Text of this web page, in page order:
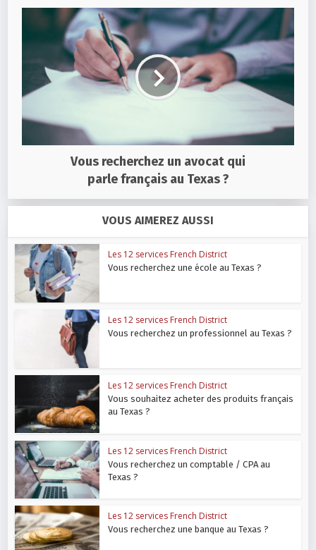
Vous recherchez un avocat qui
parle français au Texas ?
VOUS AIMEREZ AUSSI
Les 12 services French District
Vous recherchez une école au Texas ?
Les 12 services French District
Vous recherchez un professionnel au Texas ?
Les 12 services French District
Vous souhaitez acheter des produits français
au Texas ?
Les 12 services French District
Vous recherchez un comptable / CPA au
Texas ?
Les 12 services French District
Vous recherchez une banque au Texas ?